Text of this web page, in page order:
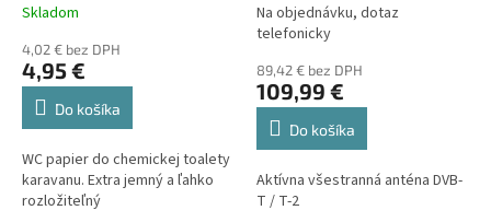
Skladom
4,02 € bez DPH
4,95 €
Do košíka
WC papier do chemickej toalety
karavanu. Extra jemný a ľahko
rozložiteľný
Na objednávku, dotaz
telefonicky
89,42 € bez DPH
109,99 €
Do košíka
Aktívna všestranná anténa DVB-
T / T-2